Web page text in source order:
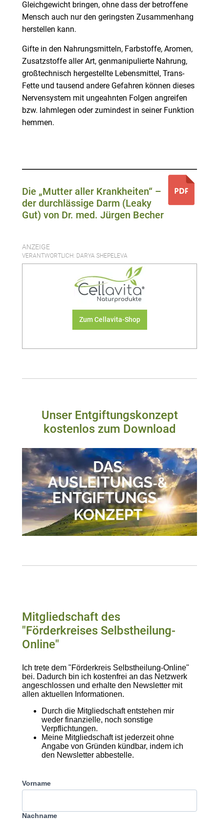
Gleichgewicht bringen, ohne dass der betroffene
Mensch auch nur den geringsten Zusammenhang
herstellen kann.
Gifte in den Nahrungsmitteln, Farbstoffe, Aromen,
Zusatzstoffe aller Art, genmanipulierte Nahrung,
großtechnisch hergestellte Lebensmittel, Trans-
Fette und tausend andere Gefahren können dieses
Nervensystem mit ungeahnten Folgen angreifen
bzw. lahmlegen oder zumindest in seiner Funktion
hemmen.
Die „Mutter aller Krankheiten“ –
der durchlässige Darm (Leaky
Gut) von Dr. med. Jürgen Becher
ANZEIGE
VERANTWORTLICH: DARYA SHEPELEVA
Zum Cellavita-Shop
Unser Entgiftungskonzept
kostenlos zum Download
Mitgliedschaft des
"Förderkreises Selbstheilung-
Online"
Ich trete dem "Förderkreis Selbstheilung-Online"
bei. Dadurch bin ich kostenfrei an das Netzwerk
angeschlossen und erhalte den Newsletter mit
allen aktuellen Informationen.
Durch die Mitgliedschaft entstehen mir
weder finanzielle, noch sonstige
Verpflichtungen.
Meine Mitgliedschaft ist jederzeit ohne
Angabe von Gründen kündbar, indem ich
den Newsletter abbestelle.
Vorname
Nachname